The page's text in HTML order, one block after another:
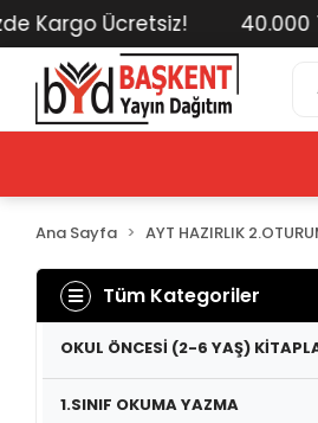
Ücretsiz! 40.000 TL ve
Ana Sayfa AYT HAZIRLIK
Tüm Kategoriler
OKUL ÖNCESİ (2-6 YAŞ)
1.SINIF OKUMA YAZMA